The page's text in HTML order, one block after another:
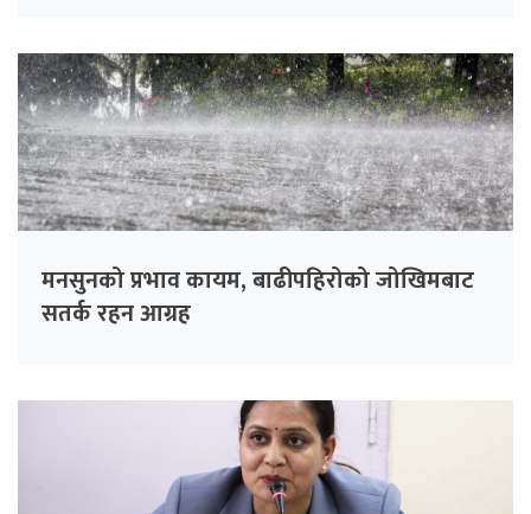
मनसुनको प्रभाव कायम, बाढीपहिरोको जोखिमबाट
सतर्क रहन आग्रह